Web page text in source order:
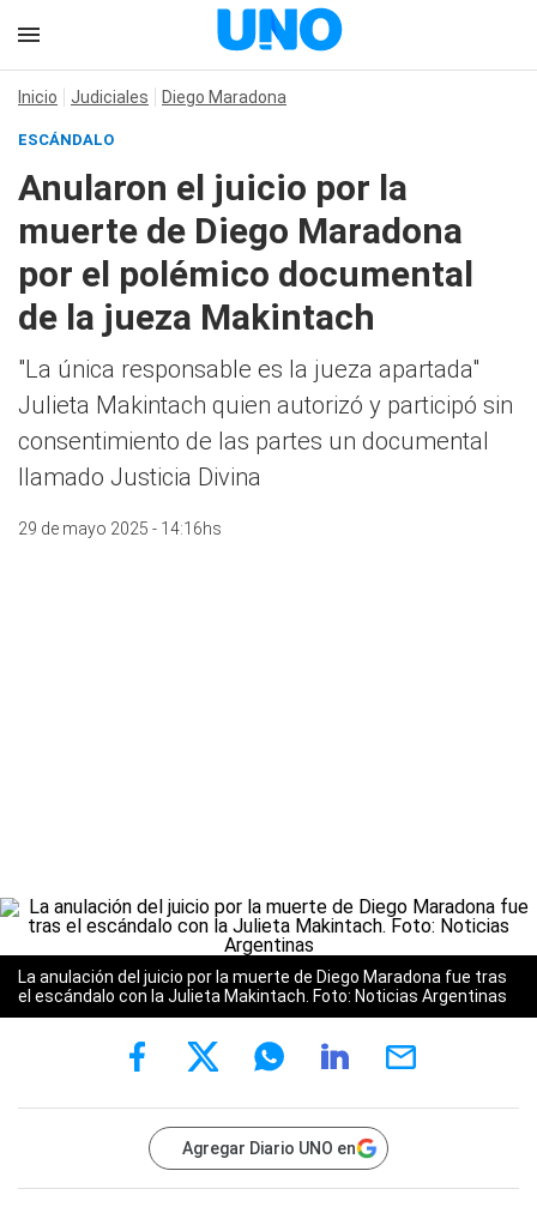
Inicio Judiciales Diego Maradona
ESCÁNDALO
Anularon el juicio por la
muerte de Diego Maradona
por el polémico documental
de la jueza Makintach
"La única responsable es la jueza apartada"
Julieta Makintach quien autorizó y participó sin
consentimiento de las partes un documental
llamado Justicia Divina
29 de mayo 2025 - 14:16hs
La anulación del juicio por la muerte de Diego Maradona fue tras
el escándalo con la Julieta Makintach. Foto: Noticias Argentinas
Agregar Diario UNO en